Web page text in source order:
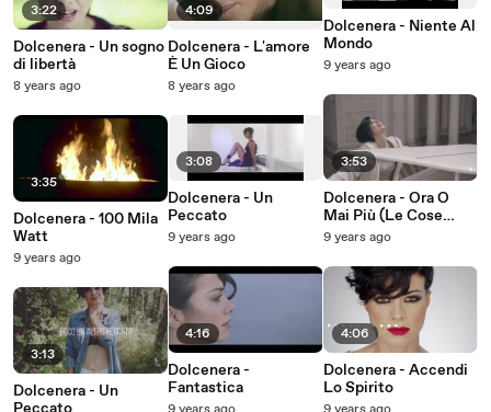
3:22
Dolcenera - Un sogno
di libertà
8 years ago
3:35
Dolcenera - 100 Mila
Watt
9 years ago
3:13
Dolcenera - Un
4:09
Dolcenera - L'amore
È Un Gioco
8 years ago
3:08
Dolcenera - Un
Peccato
9 years ago
4:16
Dolcenera -
Fantastica
Dolcenera - Niente Al
Mondo
9 years ago
3:53
Dolcenera - Ora O
Mai Più (Le Cose
Cambiano)
9 years ago
4:06
Dolcenera - Accendi
Lo Spirito